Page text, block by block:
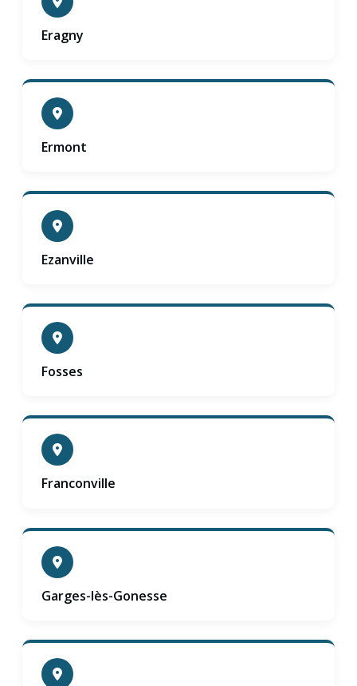
Eragny
Ermont
Ezanville
Fosses
Franconville
Garges-lès-Gonesse